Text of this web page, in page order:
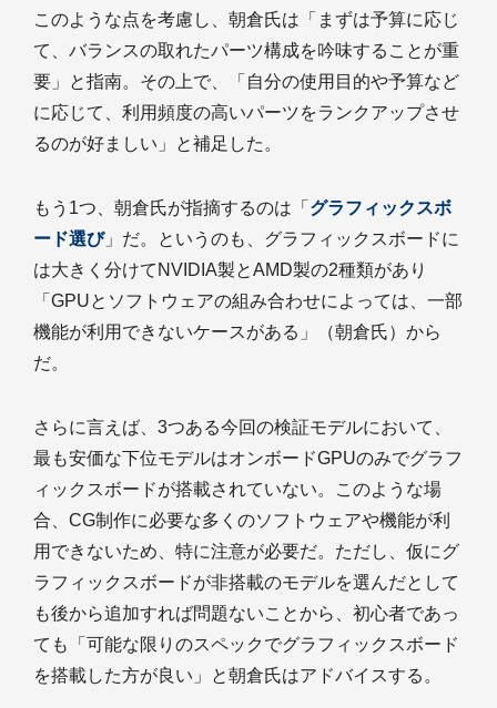
このような点を考慮し、朝倉氏は「まずは予算に応じ
て、バランスの取れたパーツ構成を吟味することが重
要」と指南。その上で、「自分の使用目的や予算など
に応じて、利用頻度の高いパーツをランクアップさせ
るのが好ましい」と補足した。
もう1つ、朝倉氏が指摘するのは「 グラフィックスボ
ード選び」だ。というのも、グラフィックスボードに
は大きく分けてNVIDIA製とAMD製の2種類があり
「GPUとソフトウェアの組み合わせによっては、一部
機能が利用できないケースがある」（朝倉氏）から
だ。
さらに言えば、3つある今回の検証モデルにおいて、
最も安価な下位モデルはオンボードGPUのみでグラフ
ィックスボードが搭載されていない。このような場
合、CG制作に必要な多くのソフトウェアや機能が利
用できないため、特に注意が必要だ。ただし、仮にグ
ラフィックスボードが非搭載のモデルを選んだとして
も後から追加すれば問題ないことから、初心者であっ
ても「可能な限りのスペックでグラフィックスボード
を搭載した方が良い」と朝倉氏はアドバイスする。